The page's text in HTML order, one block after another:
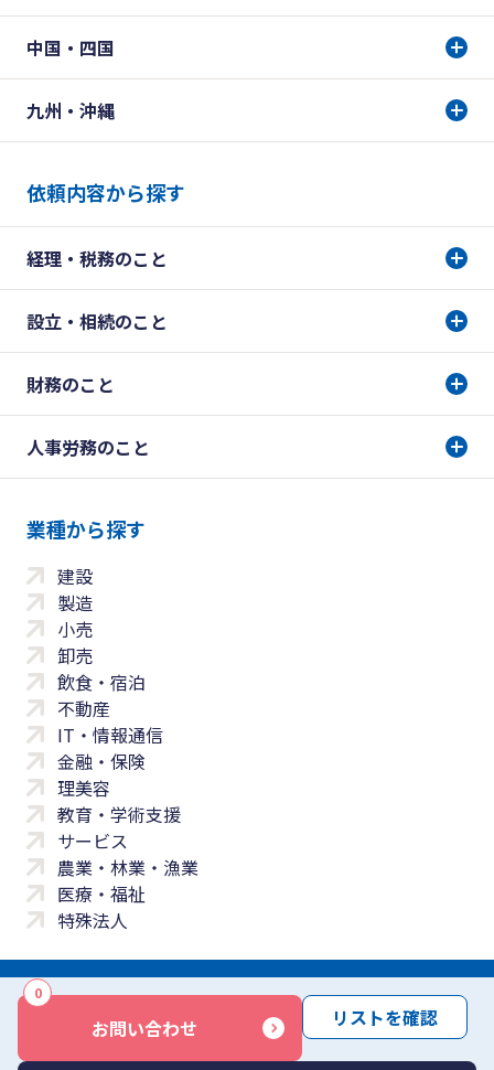
お問い合わせ
0
リストを確認
中国・四国
九州・沖縄
依頼内容から探す
経理・税務のこと
設立・相続のこと
財務のこと
人事労務のこと
業種から探す
建設
製造
小売
卸売
飲食・宿泊
不動産
IT・情報通信
金融・保険
理美容
教育・学術支援
サービス
農業・林業・漁業
医療・福祉
特殊法人
サイトマップ 免責事項 サービス利用規約
商標について反社会勢力に対する基本方針 お問い合わせ